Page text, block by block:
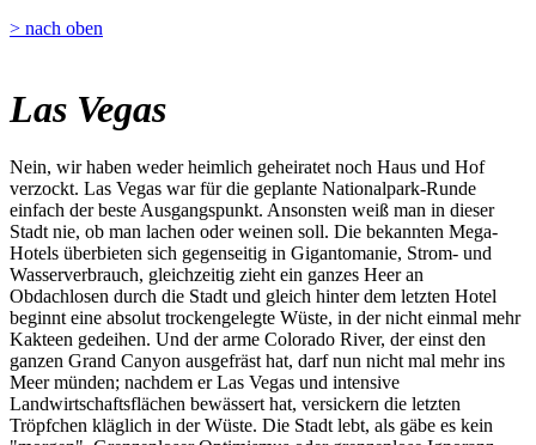
> nach oben
Las Vegas
Nein, wir haben weder heimlich geheiratet noch Haus und Hof
verzockt. Las Vegas war für die geplante Nationalpark-Runde
einfach der beste Ausgangspunkt. Ansonsten weiß man in dieser
Stadt nie, ob man lachen oder weinen soll. Die bekannten Mega-
Hotels überbieten sich gegenseitig in Gigantomanie, Strom- und
Wasserverbrauch, gleichzeitig zieht ein ganzes Heer an
Obdachlosen durch die Stadt und gleich hinter dem letzten Hotel
beginnt eine absolut trockengelegte Wüste, in der nicht einmal mehr
Kakteen gedeihen. Und der arme Colorado River, der einst den
ganzen Grand Canyon ausgefräst hat, darf nun nicht mal mehr ins
Meer münden; nachdem er Las Vegas und intensive
Landwirtschaftsflächen bewässert hat, versickern die letzten
Tröpfchen kläglich in der Wüste. Die Stadt lebt, als gäbe es kein